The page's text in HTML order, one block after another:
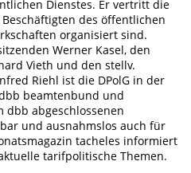
Dienstes. Er vertritt die
des öffentlichen
organisiert sind.
Werner Kasel, den
Vieth und den stellv.
Riehl ist die DPolG in der
beamtenbund und
abgeschlossenen
und ausnahmslos auch für
tacheles informiert
tarifpolitische Themen.